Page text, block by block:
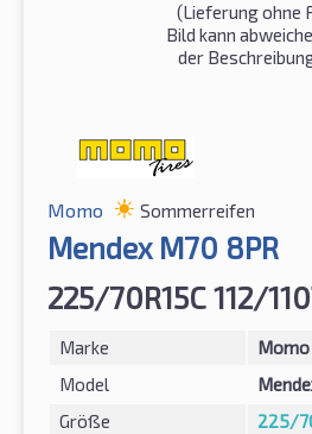
(Lieferung ohne
Bild kann
der
Momo Sommerreifen
Mendex M70 8PR
225/70R15C 112/
Marke
Momo
Model
Größe
225/